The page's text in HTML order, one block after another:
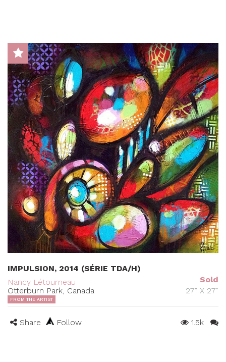
IMPULSION, 2014 (SÉRIE TDA/H)
Nancy Létourneau
Otterburn Park, Canada
Sold
27" X 27"
FROM THE ARTIST
Share Follow 1.5k